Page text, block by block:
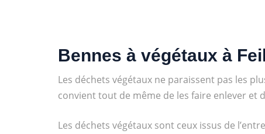
Bennes à végétaux à
Les déchets végétaux ne paraissent pas les
convient tout de même de les faire enlever et
Les déchets végétaux sont ceux issus de